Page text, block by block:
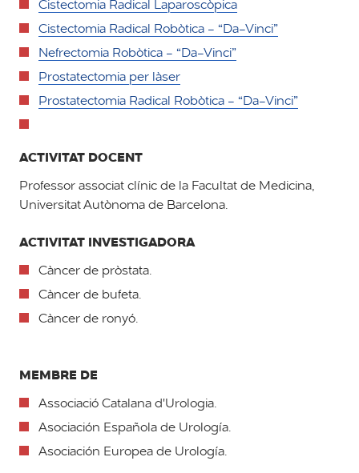
Cistectomia Radical Laparoscòpica
Cistectomia Radical Robòtica - “Da-Vinci”
Nefrectomia Robòtica - “Da-Vinci”
Prostatectomia per làser
Prostatectomia Radical Robòtica - “Da-Vinci”
ACTIVITAT DOCENT
Professor associat clínic de la Facultat de Medicina,
Universitat Autònoma de Barcelona.
ACTIVITAT INVESTIGADORA
Càncer de pròstata.
Càncer de bufeta.
Càncer de ronyó.
MEMBRE DE
Associació Catalana d'Urologia.
Asociación Española de Urología.
Asociación Europea de Urología.